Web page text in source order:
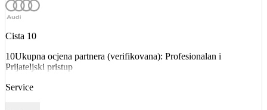
Cista 10
10Ukupna ocjena partnera (verifikovana): Profesionalan i
Prijateljski pristup
Service